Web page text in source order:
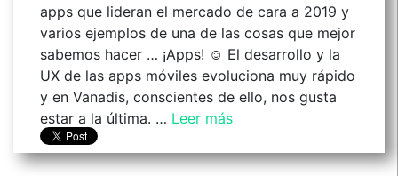
apps que lideran el mercado de cara a 2019 y
varios ejemplos de una de las cosas que mejor
sabemos hacer … ¡Apps! ☺ El desarrollo y la
UX de las apps móviles evoluciona muy rápido
y en Vanadis, conscientes de ello, nos gusta
estar a la última. … Leer más